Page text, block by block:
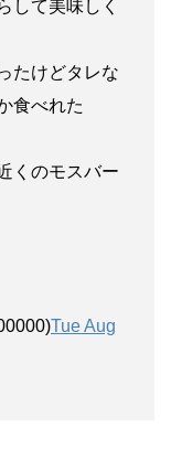
して美味しく
たけどタレな
食べれた
くのモスバー
Tue Aug